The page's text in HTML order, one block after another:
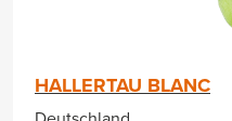
HALLERTAU BLANC